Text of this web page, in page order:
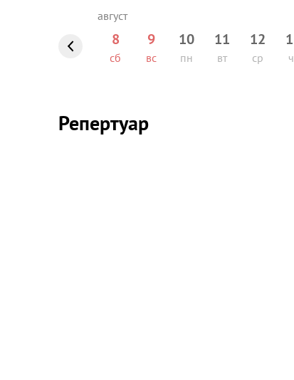
8
сб
9
вс
10
пн
11
вт
12
ср
Репертуар